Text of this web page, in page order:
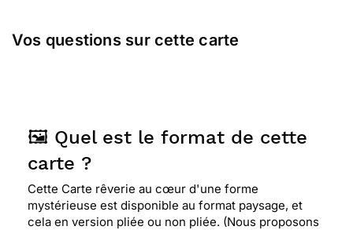
Vos questions sur cette carte
🖼️ Quel est le format de cette
carte ?
Cette Carte rêverie au cœur d'une forme
mystérieuse est disponible au format paysage, et
cela en version pliée ou non pliée. (Nous proposons